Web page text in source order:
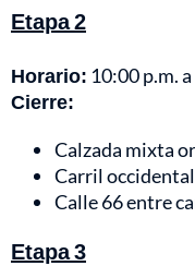
Etapa 2
Horario: 10:00 p.m.
Cierre:
Calzada mixta
Carril
Calle 66 entre
Etapa 3